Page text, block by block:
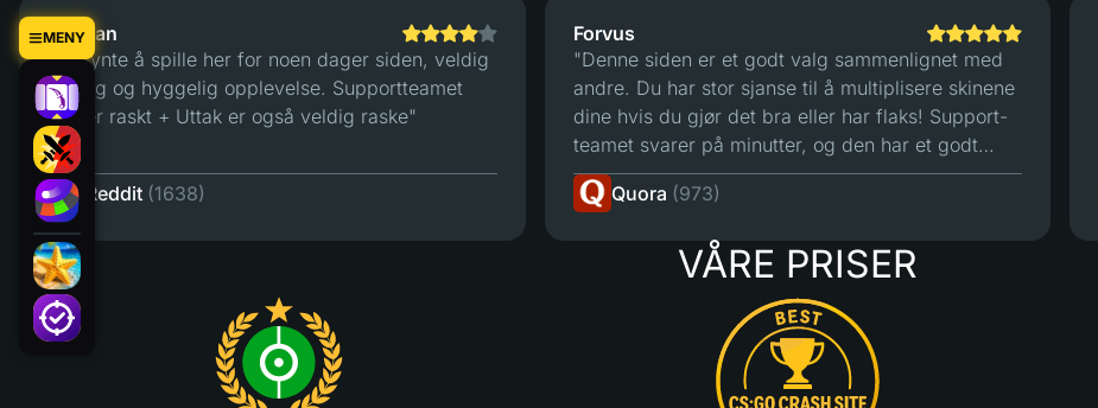
MENY
Amirlan
"Begynte å spille her for noen dager siden, veldig
smidig og hyggelig opplevelse. Supportteamet
svarer raskt + Uttak er også veldig raske"
Reddit (1638)
Forvus
"Denne siden er et godt valg sammenlignet med
andre. Du har stor sjanse til å multiplisere skinene
dine hvis du gjør det bra eller har flaks! Support-
teamet svarer på minutter, og den har et godt
tradesystem. For meg er det den beste siden å
spille på."
Quora (973)
VÅRE PRISER